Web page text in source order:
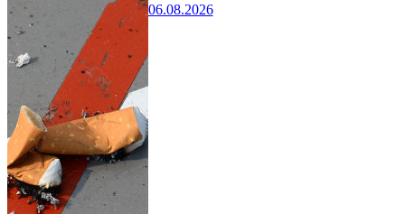
06.08.2026